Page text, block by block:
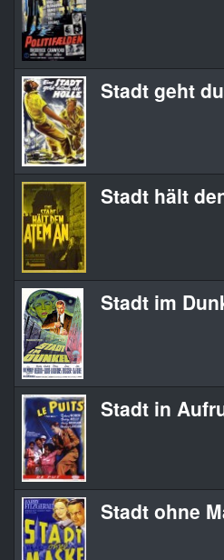
Stadt geht
Stadt hält
Stadt im
Stadt in
Stadt ohne